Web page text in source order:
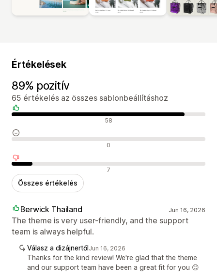
Értékelések
89% pozitív
65 értékelés az összes sablonbeállításhoz
Pozitív értékelések 58
Semleges értékelések 0
Negatív értékelések 7
Összes értékelés
Berwick Thailand Jun 16, 2026
The theme is very user-friendly, and the support
team is always helpful.
Válasz a dizájnertőlJun 16, 2026
Thanks for the kind review! We're glad that the theme
and our support team have been a great fit for you 😊